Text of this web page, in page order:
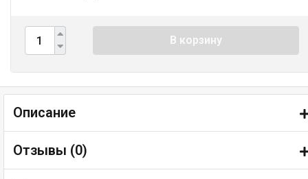
В корзину
Описание
Отзывы (0)